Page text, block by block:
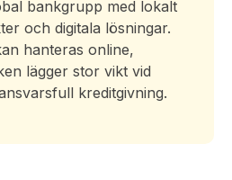
bankgrupp med lokalt
och digitala lösningar.
hanteras online,
lägger stor vikt vid
kreditgivning.